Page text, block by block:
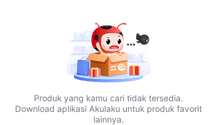
Produk yang kamu cari tidak tersedia.
Download aplikasi Akulaku untuk produk favorit
lainnya.